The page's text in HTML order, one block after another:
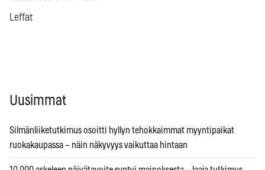
Leffat
Uusimmat
Silmänliiketutkimus osoitti hyllyn tehokkaimmat myyntipaikat
ruokakaupassa – näin näkyvyys vaikuttaa hintaan